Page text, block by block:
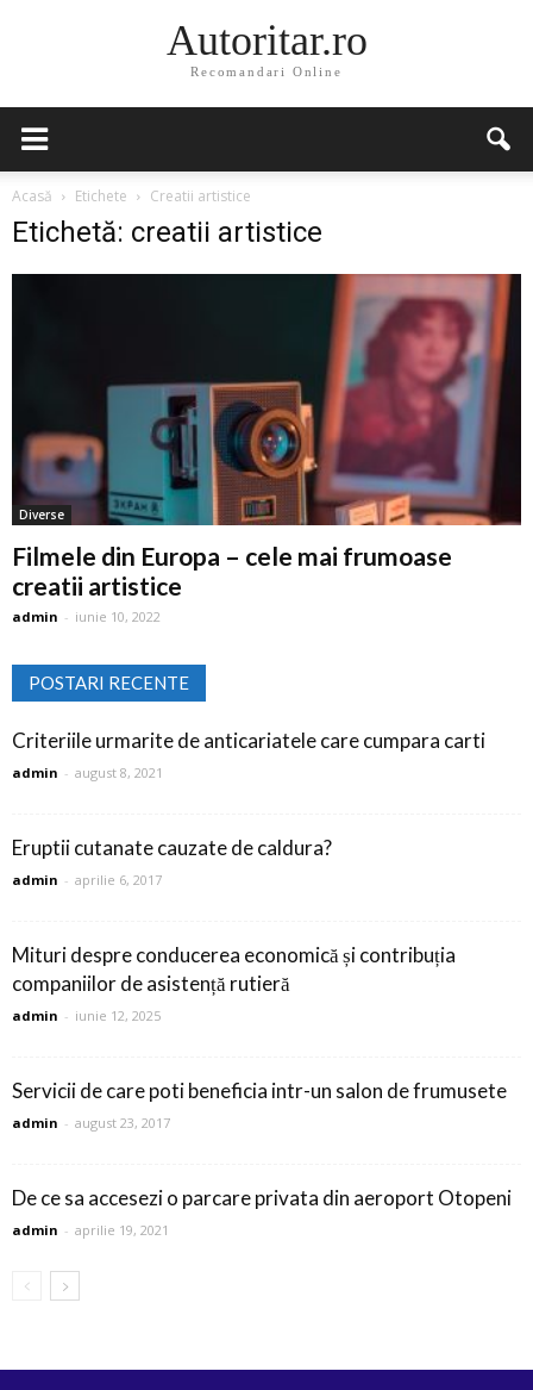
Autoritar.ro
Recomandari Online
Acasă Etichete Creatii artistice
Etichetă: creatii artistice
Diverse
Filmele din Europa – cele mai frumoase
creatii artistice
admin - iunie 10, 2022
POSTARI RECENTE
Criteriile urmarite de anticariatele care cumpara carti
admin - august 8, 2021
Eruptii cutanate cauzate de caldura?
admin - aprilie 6, 2017
Mituri despre conducerea economică și contribuția
companiilor de asistență rutieră
admin - iunie 12, 2025
Servicii de care poti beneficia intr-un salon de frumusete
admin - august 23, 2017
De ce sa accesezi o parcare privata din aeroport Otopeni
admin - aprilie 19, 2021